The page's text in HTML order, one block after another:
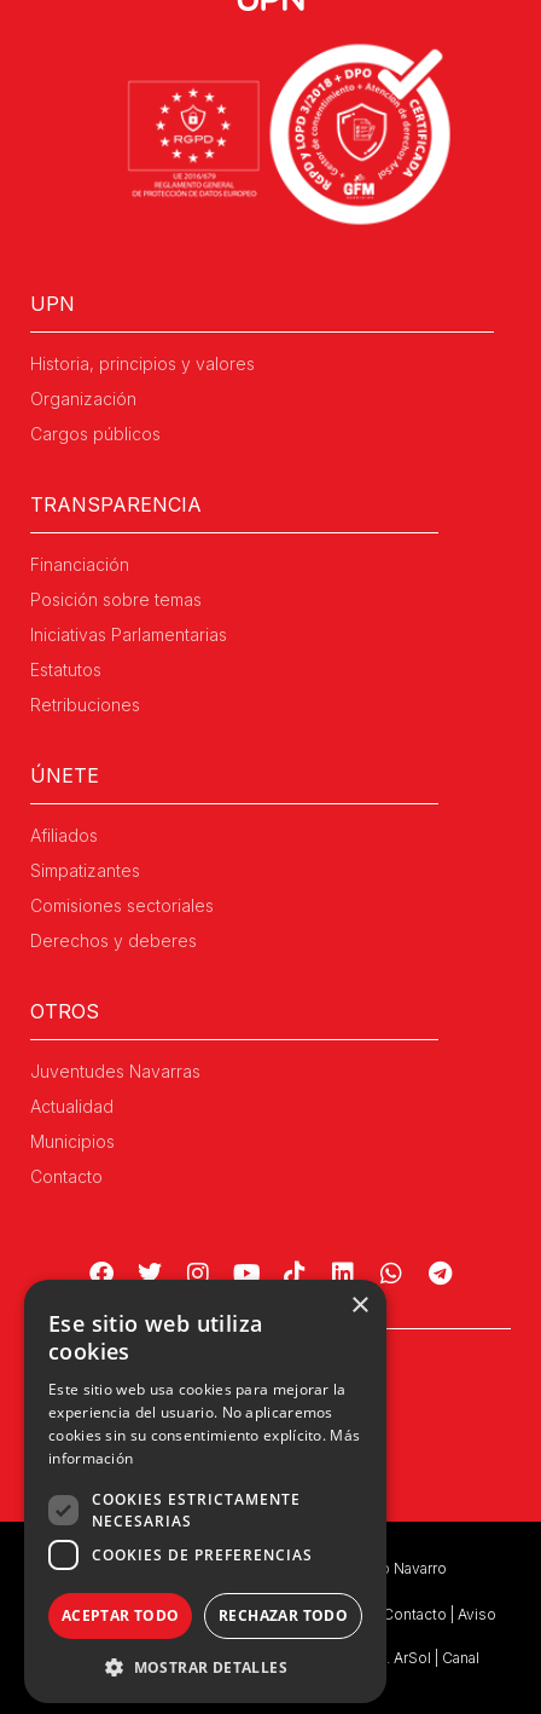
UPN
Historia, principios y valores
Organización
Cargos públicos
TRANSPARENCIA
Financiación
Posición sobre temas
Iniciativas Parlamentarias
Estatutos
Retribuciones
ÚNETE
Afiliados
Simpatizantes
Comisiones sectoriales
Derechos y deberes
OTROS
Juventudes Navarras
Actualidad
Municipios
Contacto
31002 Pamplona, Navarra
info@upn.org · 948 223 402
Copyright © 2026 UPN | Unión del Pueblo Navarro
Política de privacidad |Política de Privacidad de Contacto
Aviso
Legal|
Consentimiento Legal
Ejercicio de Derechos. ArSol
Canal
×
Ese sitio web utiliza
cookies
Este sitio web usa cookies para mejorar la
experiencia del usuario. No aplicaremos
cookies sin su consentimiento explícito. Más
información
COOKIES ESTRICTAMENTE
NECESARIAS
COOKIES DE PREFERENCIAS
ACEPTAR TODO RECHAZAR TODO
MOSTRAR DETALLES